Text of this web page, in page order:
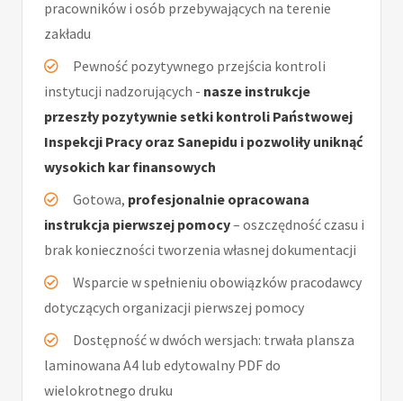
pracowników i osób przebywających na terenie
zakładu
Pewność pozytywnego przejścia kontroli
instytucji nadzorujących - nasze instrukcje
przeszły pozytywnie setki kontroli Państwowej
Inspekcji Pracy oraz Sanepidu i pozwoliły uniknąć
wysokich kar finansowych
Gotowa, profesjonalnie opracowana
instrukcja pierwszej pomocy– oszczędność czasu i
brak konieczności tworzenia własnej dokumentacji
Wsparcie w spełnieniu obowiązków pracodawcy
dotyczących organizacji pierwszej pomocy
Dostępność w dwóch wersjach: trwała plansza
laminowana A4 lub edytowalny PDF do
wielokrotnego druku